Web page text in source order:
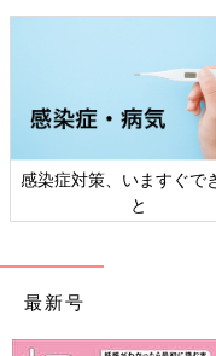
感染症対策、いますぐで
と
最新号